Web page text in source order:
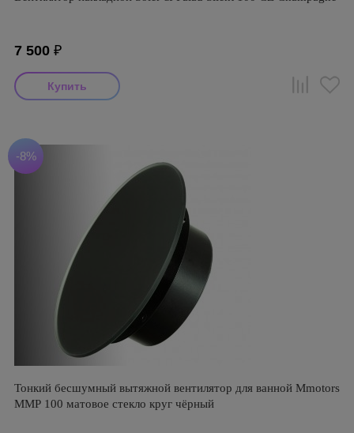
7 500 ₽
-8%
Тонкий бесшумный вытяжной вентилятор для ванной Mmotors
ММР 100 матовое стекло круг чёрный